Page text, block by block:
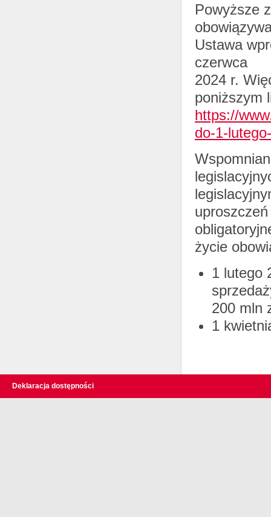
Powyższe
Ustawa
czerwca
2024 r.
poniższym
https://
do-1-
życie
1 lutego
200 mln
1
Deklaracja dostępności